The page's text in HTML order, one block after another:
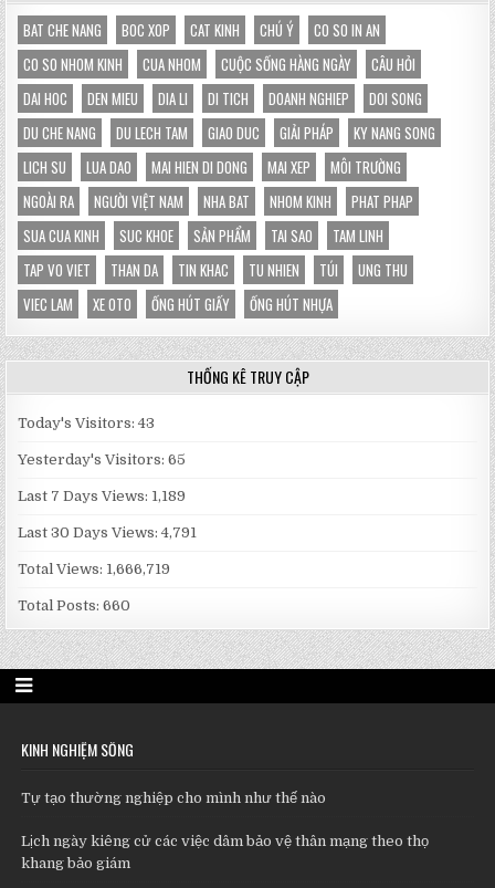
LỘC
BỊ
CHẶN
ĐỨNG
HOÀN
TOÀN
BAT CHE NANG BOC XOP CAT KINH CHÚ Ý
CO SO IN AN
CO SO NHOM KINH
CUA NHOM CUỘC SỐNG HÀNG NGÀY
CÂU HỎI
DAI HOC
DEN MIEU DIA LI DI TICH DOANH NGHIEP
DOI SONG
DU CHE NANG
DU LECH TAM GIAO DUC GIẢI PHÁP
KY NANG SONG
LICH SU
LUA DAO MAI HIEN DI DONG MAI XEP
MÔI TRƯỜNG
NGOÀI RA
NGƯỜI VIỆT NAM NHA BAT NHOM KINH
PHAT PHAP
SUA CUA KINH
SUC KHOE SẢN PHẨM TAI SAO
TAM LINH
TAP VO VIET
THAN DA TIN KHAC TU NHIEN TÚI
UNG THU
VIEC LAM
XE OTO ỐNG HÚT GIẤY ỐNG HÚT NHỰA
THỐNG KÊ TRUY CẬP
Today's Visitors:43
Yesterday's Visitors:65
Last 7 Days Views: 1,189
Last 30 Days Views:4,791
Total Views: 1,666,719
Total Posts:660
KINH NGHIỆM SỐNG
Tự tạo thường nghiệp cho mình như thế nào
Lịch ngày kiêng cử các việc dâm bảo vệ thân mạng theo thọ
khang bảo giám